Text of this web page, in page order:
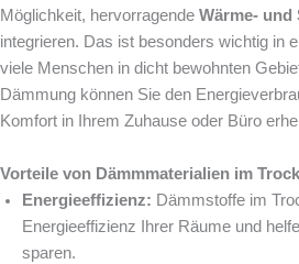
Möglichkeit, hervorragende Wärme- und
integrieren. Das ist besonders wichtig in
viele Menschen in dicht bewohnten
Dämmung können Sie den
Komfort in Ihrem Zuhause oder Büro
Vorteile von Dämmmaterialien im
Energieeffizienz: Dämmstoffe im
Energieeffizienz Ihrer Räume und
sparen.